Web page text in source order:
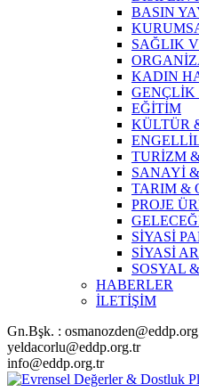
BASIN
SAĞLIK
KADIN
EĞİTİM
KÜLTÜR
TURİZM
SANAYİ
TARIM &
PROJE
SİYASİ
SİYASİ
SOSYAL
HABERLER
İLETİŞİM
Gn.Bşk. :
yeldacorlu@eddp.org.tr
info@eddp.org.tr